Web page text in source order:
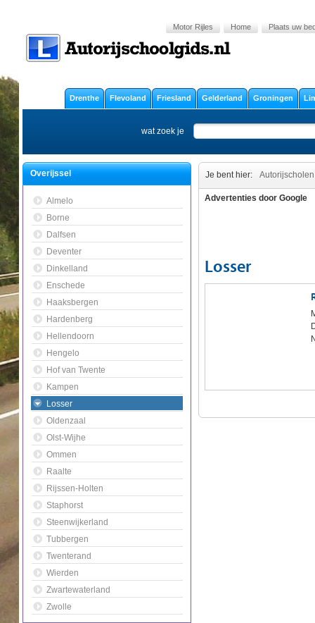
Motor Rijles Home Plaats uw
Drenthe Flevoland Friesland Gelderland Groningen
wat zoek je
Overijssel
Almelo
Borne
Dalfsen
Deventer
Dinkelland
Enschede
Haaksbergen
Hardenberg
Hellendoorn
Hengelo
Hof van Twente
Kampen
Losser
Oldenzaal
Olst-Wijhe
Ommen
Raalte
Rijssen-Holten
Staphorst
Steenwijkerland
Tubbergen
Twenterand
Wierden
Zwartewaterland
Zwolle
Je bent hier: Autorijscholen
Advertenties door Google
Losser